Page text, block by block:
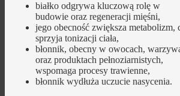
białko odgrywa kluczową rolę w
budowie oraz regeneracji mięśni,
jego obecność zwiększa metabolizm,
sprzyja tonizacji ciała,
błonnik, obecny w owocach,
oraz produktach pełnoziarnistych,
wspomaga procesy trawienne,
błonnik wydłuża uczucie nasycenia.